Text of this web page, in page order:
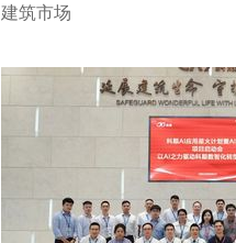
建筑市场